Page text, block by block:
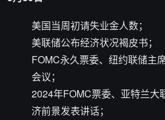
美国当周初请失业金人数；
美联储公布经济状况褐皮书；
FOMC永久票委、纽约联储主
会议；
2024年FOMC票委、亚特兰大
济前景发表讲话；